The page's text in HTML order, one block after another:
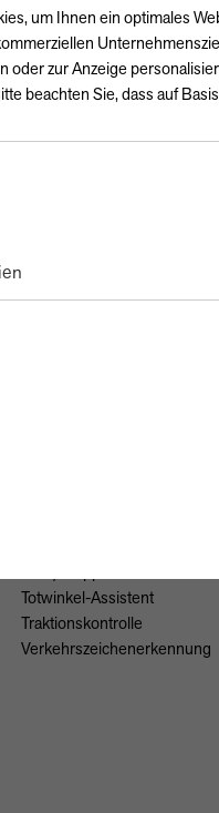
Außenausstattung
Elektr. Seitenspiegel
Metallic
ABS
Totwinkel-Assistent
Traktionskontrolle
Verkehrszeichenerkennung
um Ihnen ein optimales
oder zur Anzeige
beachten Sie, dass auf